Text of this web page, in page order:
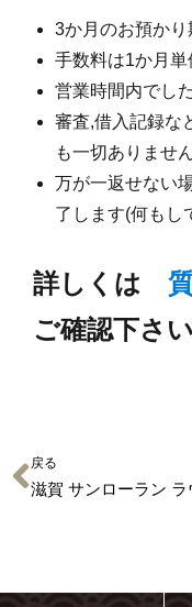
3か月のお預か
手数料は1か月単
営業時間内でし
審査,借入記録な
も一切ありませ
万が一返せない
了します(何もし
詳しくは
ご確認下さい
戻る